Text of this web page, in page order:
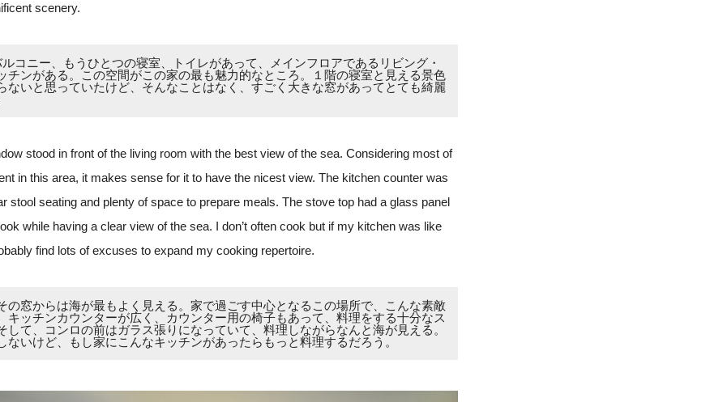
scenery.
コニー、もうひとつの寝室、トイレがあって、メインフロアであるリビング・
チンがある。この空間がこの家の最も魅力的なところ。１階の寝室と見える景色
ないと思っていたけど、そんなことはなく、すごく大きな窓があってとても綺麗
stood in front of the living room with the best view of the sea. Considering most of
in this area, it makes sense for it to have the nicest view. The kitchen counter was
stool seating and plenty of space to prepare meals. The stove top had a glass panel
while having a clear view of the sea. I don’t often cook but if my kitchen was like
find lots of excuses to expand my cooking repertoire.
の窓からは海が最もよく見える。家で過ごす中心となるこの場所で、こんな素敵
キッチンカウンターが広く、カウンター用の椅子もあって、料理をする十分なス
して、コンロの前はガラス張りになっていて、料理しながらなんと海が見える。
ないけど、もし家にこんなキッチンがあったらもっと料理するだろう。